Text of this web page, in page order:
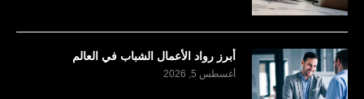
أبرز رواد الأعمال الشباب في العالم
أغسطس 5, 2026